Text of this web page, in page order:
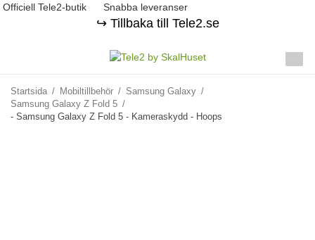
Officiell Tele2-butik Snabba leveranser
↪️ Tillbaka till Tele2.se
Startsida / Mobiltillbehör / Samsung Galaxy /
Samsung Galaxy Z Fold 5 /
- Samsung Galaxy Z Fold 5 - Kameraskydd - Hoops